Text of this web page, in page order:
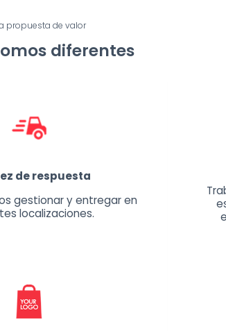
propuesta de valor
diferentes
de respuesta
gestionar y entregar en
localizaciones.